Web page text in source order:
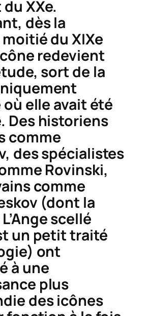
XXe.
dès la
du XIXe
redevient
sort de la
elle avait été
Des historiens
comme
des spécialistes
Rovinski,
comme
(dont la
L’Ange scellé
un petit traité
ont
à une
plus
des icônes